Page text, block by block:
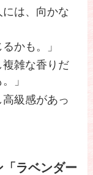
には、向かな
かも。」
複雑な香りだ
」
高級感があっ
ラベンダー